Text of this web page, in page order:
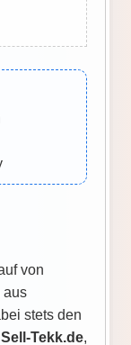
von
aus
stets den
Sell-Tekk.de,